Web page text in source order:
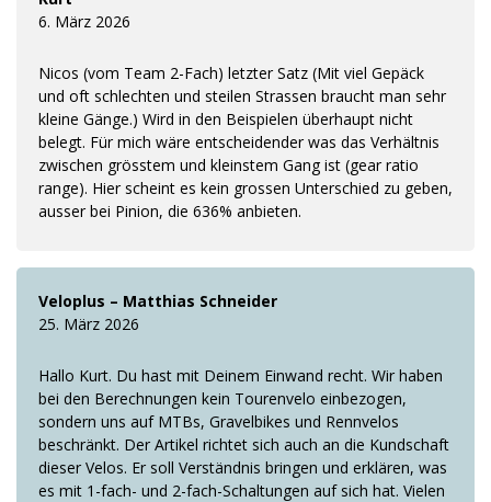
6. März 2026
Nicos (vom Team 2-Fach) letzter Satz (Mit viel Gepäck
und oft schlechten und steilen Strassen braucht man sehr
kleine Gänge.) Wird in den Beispielen überhaupt nicht
belegt. Für mich wäre entscheidender was das Verhältnis
zwischen grösstem und kleinstem Gang ist (gear ratio
range). Hier scheint es kein grossen Unterschied zu geben,
ausser bei Pinion, die 636% anbieten.
Veloplus – Matthias Schneider
25. März 2026
Hallo Kurt. Du hast mit Deinem Einwand recht. Wir haben
bei den Berechnungen kein Tourenvelo einbezogen,
sondern uns auf MTBs, Gravelbikes und Rennvelos
beschränkt. Der Artikel richtet sich auch an die Kundschaft
dieser Velos. Er soll Verständnis bringen und erklären, was
es mit 1-fach- und 2-fach-Schaltungen auf sich hat. Vielen